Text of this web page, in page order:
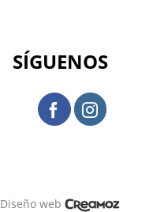
SÍGUENOS
Diseño web